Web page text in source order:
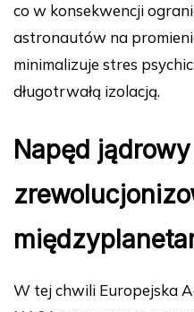
co w konsekwencji
astronautów na
minimalizuje stres
długotrwałą izolacją.
Napęd
W tej chwili Europejska